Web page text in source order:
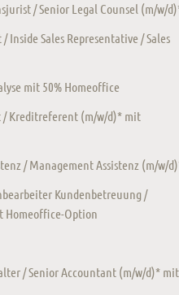
/ Senior Legal Counsel (m/w/
Sales Representative / Sales
mit 50% Homeoffice
/ Kreditreferent (m/w/d)* mit
/ Management Assistenz (m/w/
Kundenbetreuung /
Homeoffice-Option
/ Senior Accountant (m/w/d)* mit